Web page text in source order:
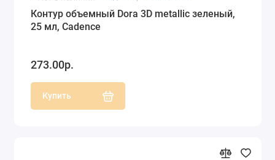
Контур объемный Dora 3D metallic зеленый,
25 мл, Cadence
273.00р.
Купить